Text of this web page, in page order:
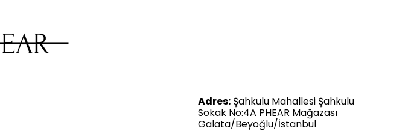
Adres: Şahkulu Mahallesi Şahkulu
Sokak No:4A PHEAR Mağazası
Galata/Beyoğlu/İstanbul